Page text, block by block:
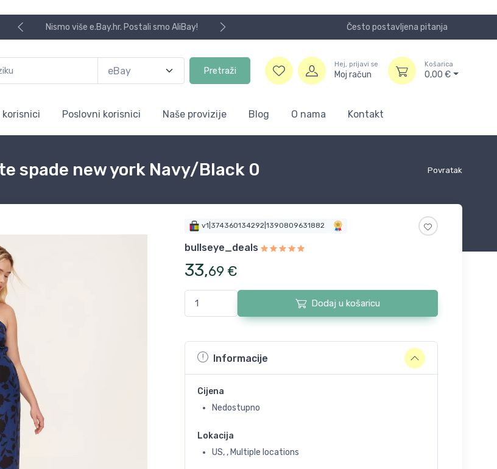
Nismo više e.Bay.hr. Postali smo AliBay! Često postavljena pitanja
Pretraži
Hej, prijavi se
Moj račun
Košarica
0,00 €
Poslovni korisnici Naše provizije Blog O nama Kontakt
Povratak
spade new york Navy/Black 0
v1|374360134292|1390809631882
bullseye_deals
33,69 €
Dodaj u košaricu
Informacije
Cijena
Nedostupno
Lokacija
US, , Multiple locations